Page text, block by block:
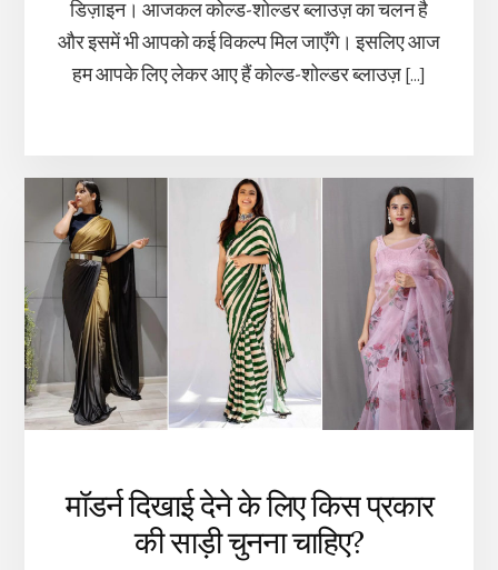
डिज़ाइन। आजकल कोल्ड-शोल्डर ब्लाउज़ का चलन है
और इसमें भी आपको कई विकल्प मिल जाएँगे। इसलिए आज
हम आपके लिए लेकर आए हैं कोल्ड-शोल्डर ब्लाउज़ […]
मॉडर्न दिखाई देने के लिए किस प्रकार
की साड़ी चुनना चाहिए?